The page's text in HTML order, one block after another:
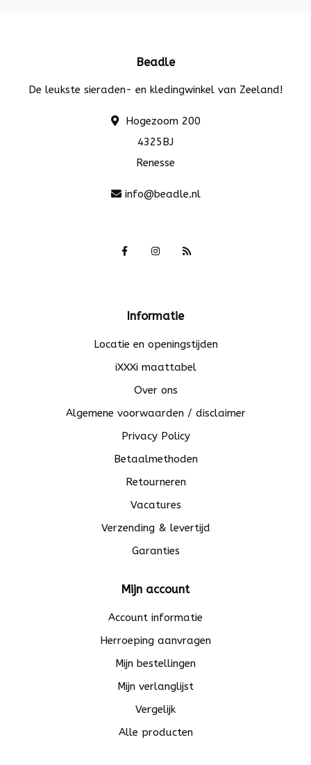
Beadle
De leukste sieraden- en kledingwinkel van Zeeland!
Hogezoom 200
4325BJ
Renesse
info@beadle.nl
Informatie
Locatie en openingstijden
iXXXi maattabel
Over ons
Algemene voorwaarden / disclaimer
Privacy Policy
Betaalmethoden
Retourneren
Vacatures
Verzending & levertijd
Garanties
Mijn account
Account informatie
Herroeping aanvragen
Mijn bestellingen
Mijn verlanglijst
Vergelijk
Alle producten